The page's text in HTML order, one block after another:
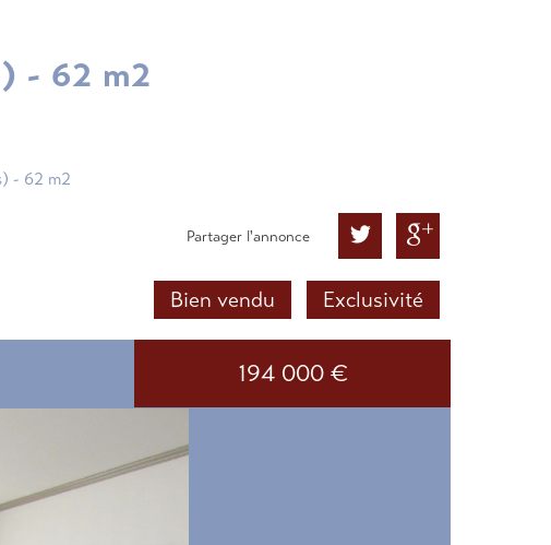
- 62 m2
- 62 m2
Partager l'annonce
Bien vendu Exclusivité
194 000 €